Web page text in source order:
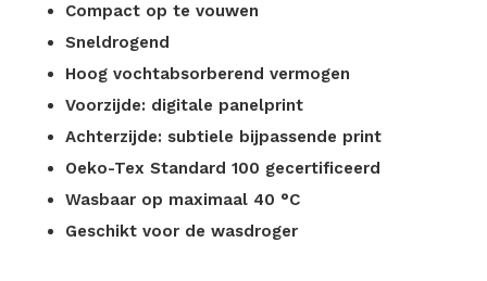
Compact op te vouwen
Sneldrogend
Hoog vochtabsorberend vermogen
Voorzijde: digitale panelprint
Achterzijde: subtiele bijpassende print
Oeko-Tex Standard 100 gecertificeerd
Wasbaar op maximaal 40 °C
Geschikt voor de wasdroger